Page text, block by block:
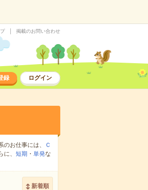
掲載のお問い合わせ
録 ログイン
お仕事には、
Ｃ
、 短期 ・ 単発な
新着順